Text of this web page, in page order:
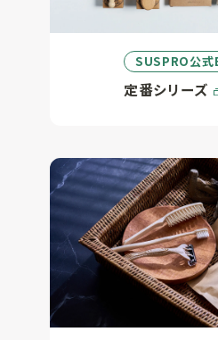
SUSPRO公式
定番シリーズ